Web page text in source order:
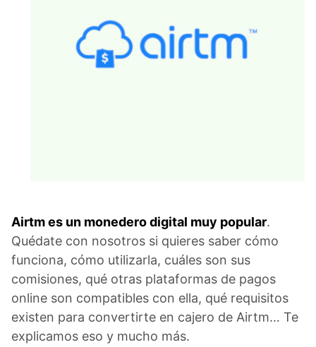
Airtm es un monedero digital muy popular.
Quédate con nosotros si quieres saber cómo
funciona, cómo utilizarla, cuáles son sus
comisiones, qué otras plataformas de pagos
online son compatibles con ella, qué requisitos
existen para convertirte en cajero de Airtm… Te
explicamos eso y mucho más.